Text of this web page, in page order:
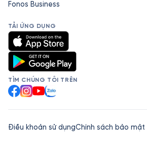
Fonos Business
TẢI ỨNG DỤNG
TÌM CHÚNG TÔI TRÊN
Facebook
Instagram
YouTube
Zalo
Điều khoản sử dụngChính sách bảo mật